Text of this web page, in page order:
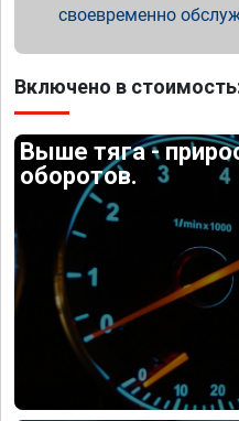
своевременно
Включено в
Выше тяга -
оборотов.